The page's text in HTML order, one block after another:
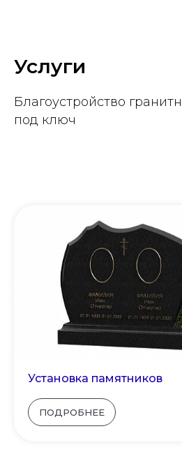
Услуги
Благоустройство
под ключ
Установка памятников
ПОДРОБНЕЕ